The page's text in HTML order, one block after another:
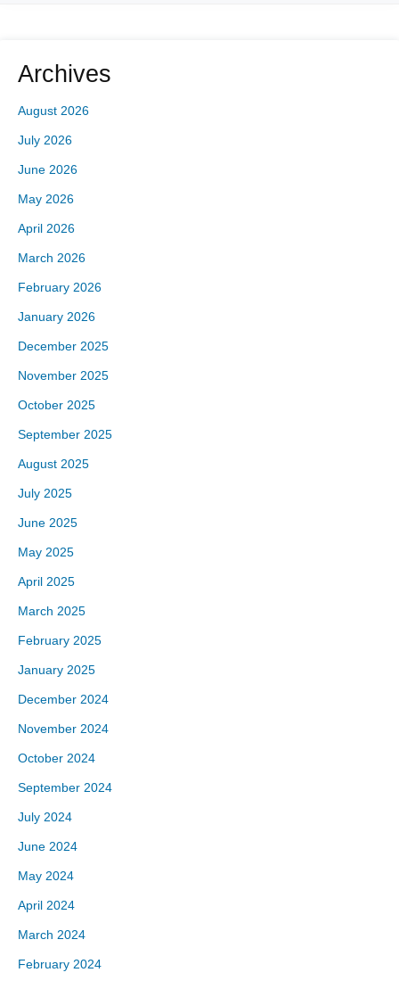
Archives
August 2026
July 2026
June 2026
May 2026
April 2026
March 2026
February 2026
January 2026
December 2025
November 2025
October 2025
September 2025
August 2025
July 2025
June 2025
May 2025
April 2025
March 2025
February 2025
January 2025
December 2024
November 2024
October 2024
September 2024
July 2024
June 2024
May 2024
April 2024
March 2024
February 2024